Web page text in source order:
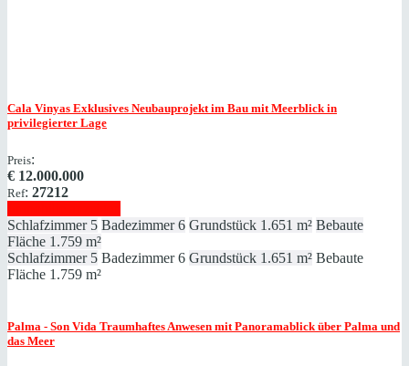
Cala Vinyas Exklusives Neubauprojekt im Bau mit Meerblick in
privilegierter Lage
Preis:
€ 12.000.000
Ref: 27212
Schlafzimmer 5 Badezimmer 6 Grundstück 1.651 m² Bebaute
Fläche 1.759 m²
Schlafzimmer 5 Badezimmer 6 Grundstück 1.651 m² Bebaute
Fläche 1.759 m²
Palma - Son Vida Traumhaftes Anwesen mit Panoramablick über Palma und
das Meer